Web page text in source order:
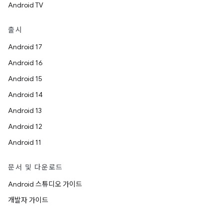
Android TV
출시
Android 17
Android 16
Android 15
Android 14
Android 13
Android 12
Android 11
문서 및 다운로드
Android 스튜디오 가이드
개발자 가이드